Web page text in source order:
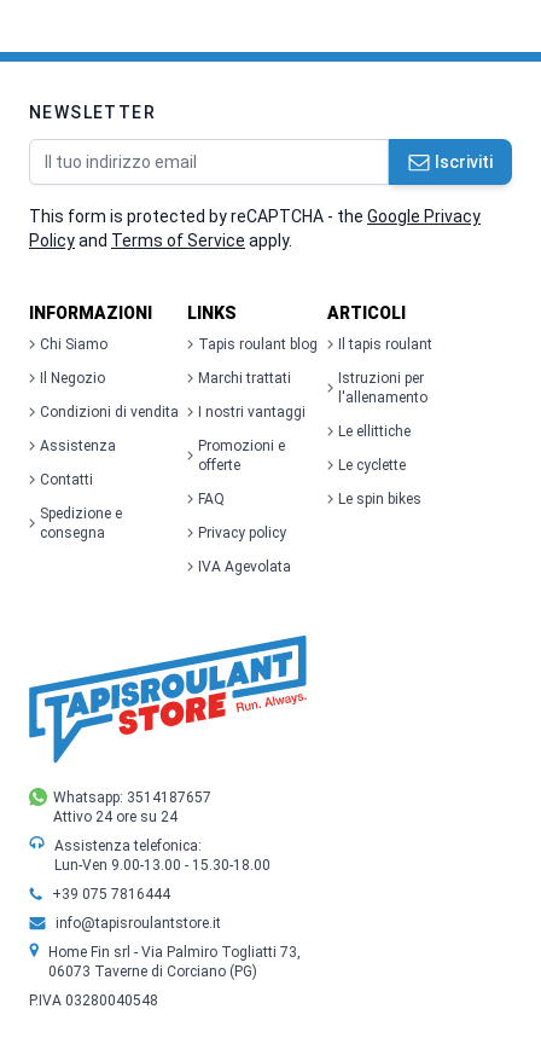
Whatsapp: 3514187657
Attivo 24 ore su 24
Assistenza telefonica:
Lun-Ven 9.00-13.00 - 15.30-18.00
+39 075 7816444
info@tapisroulantstore.it
Home Fin srl - Via Palmiro Togliatti 73,
06073 Taverne di Corciano (PG)
P.IVA 03280040548
NEWSLETTER
Indirizzo email Iscriviti
This form is protected by reCAPTCHA - the Google Privacy
Policyand Terms of Service apply.
INFORMAZIONI
Chi Siamo
Il Negozio
Condizioni di vendita
Assistenza
Contatti
Spedizione e
consegna
LINKS
Tapis roulant blog
Marchi trattati
I nostri vantaggi
Promozioni e
offerte
FAQ
Privacy policy
IVA Agevolata
ARTICOLI
Il tapis roulant
Istruzioni per
l'allenamento
Le ellittiche
Le cyclette
Le spin bikes